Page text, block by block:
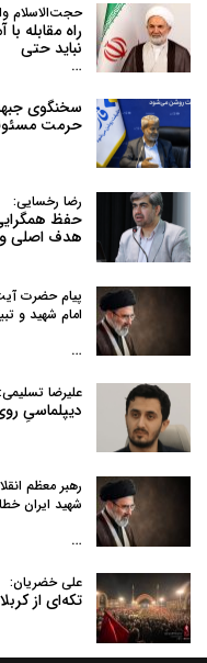
حجت‌الاسلام
راه مقابله
نباید حتی
…
سخنگوی جبهه
حرمت
رضا رخسایی:
حفظ
هدف اصلی
پیام حضرت
امام شهید و
…
علیرضا تسلیمی:
دیپلماسیِ
رهبر معظم
شهید ایران
…
علی خضریان:
تکه‌ای از